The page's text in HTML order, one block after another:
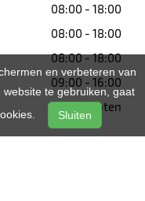
08:00 - 18:00
08:00 - 18:00
08:00 - 18:00
09:00 - 16:00
Gesloten
en verbeteren van
te gebruiken, gaat
Sluiten